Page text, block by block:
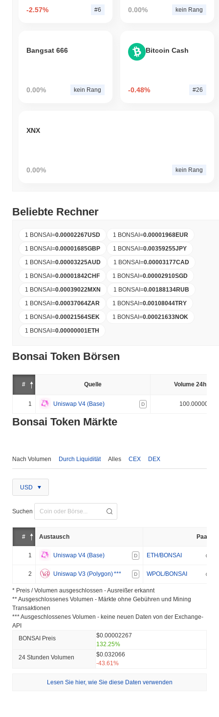
-2.57% #6 0.00% kein Rang
Bangsat 666
0.00% kein Rang
Bitcoin Cash
-0.48% #26
XNX
0.00% kein Rang
Beliebte Rechner
1 BONSAI =0.00002267USD 1 BONSAI =0.00001968EUR
1 BONSAI =0.00001685GBP 1 BONSAI =0.00359255JPY
1 BONSAI =0.00003225AUD 1 BONSAI =0.00003177CAD
1 BONSAI =0.00001842CHF 1 BONSAI =0.00002910SGD
1 BONSAI =0.00039022MXN 1 BONSAI =0.00188134RUB
1 BONSAI =0.00037064ZAR 1 BONSAI =0.00108044TRY
1 BONSAI =0.00021564SEK 1 BONSAI =0.00021633NOK
1 BONSAI =0.00000001ETH
Bonsai Token Börsen
# Quelle Volume 24h (%)
1 Uniswap V4 (Base) D 100.000000%
Bonsai Token Märkte
Nach Volumen Durch Liquidität Alles CEX DEX
USD
Suchen
# Austausch Paar
1 Uniswap V4 (Base) D ETH/BONSAI
2 Uniswap V3 (Polygon)*** D WPOL/BONSAI
* Preis / Volumen ausgeschlossen - Ausreißer erkannt
** Ausgeschlossenes Volumen - Märkte ohne Gebühren und Mining
Transaktionen
*** Ausgeschlossenes Volumen - keine neuen Daten von der Exchange-
API
BONSAI Preis
$0.00002267
132.25%
24 Stunden Volumen
$0.032066
-43.61%
Lesen Sie hier, wie Sie diese Daten verwenden